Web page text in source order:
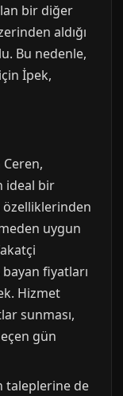
bir diğer
aldığı
Bu nedenle,
İpek,
ideal bir
özelliklerinden
uygun
fiyatları
Hizmet
sunması,
gün
taleplerine de